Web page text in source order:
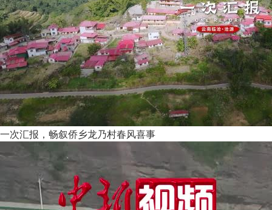
一次汇报，畅叙侨乡龙乃村春风喜事